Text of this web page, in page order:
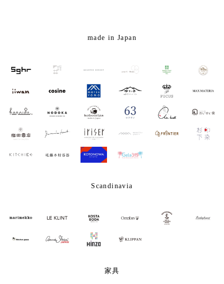
made in Japan
Scandinavia
家具